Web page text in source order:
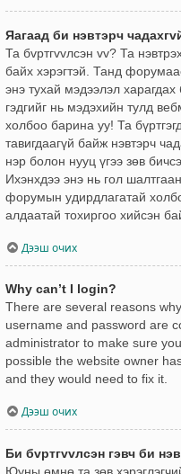
Яагаад би нэвтэрч
Та бvртгvvлсэн vv? Та
байх хэрэгтэй. Танд
энэ тухай мэдээлэл
гэдгийг нь мэдэхийн тулд
холбоо барина уу! Та
тавигдаагүй байж нэвтэрч
нэр болон нууц үгээ зөв
Ихэнхдээ энэ нь гол
форумын удирдлагатай
алдаатай тохиргоо хийсэн
Дээш очих
Why can’t I login?
There are several reasons
username and password are
administrator to make sure
possible the website owner
and they would need to fix it.
Дээш очих
Би бvртгvvлсэн гэвч би
Юуны өмнө та зөв